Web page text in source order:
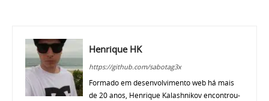
Henrique HK
https://github.com/sabotag3x
Formado em desenvolvimento web há mais
de 20 anos, Henrique Kalashnikov encontrou-